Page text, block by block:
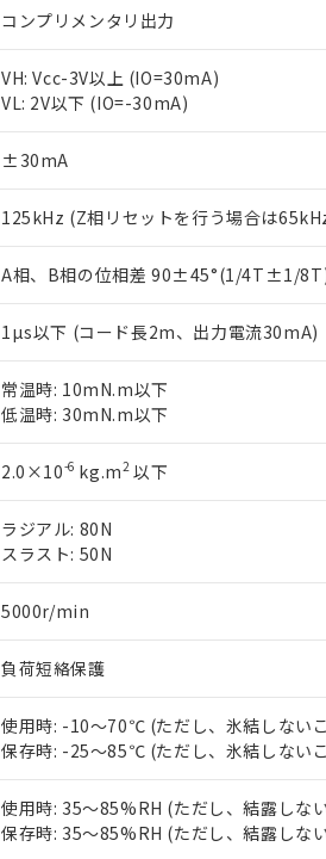
コンプリメンタリ出力
VH: Vcc-3V以上 (IO=30mA)
VL: 2V以下 (IO=-30mA)
±30mA
125kHz (Z相リセットを行う場合は
A相、B相の位相差 90±45°(1/4T±1/
1µs以下 (コード長2m、出力電流30mA)
常温時: 10mN.m以下
低温時: 30mN.m以下
2.0×10-6 kg.m2以下
ラジアル: 80N
スラスト: 50N
5000r/min
負荷短絡保護
使用時: -10～70℃ (ただし、氷結しない
保存時: -25～85℃ (ただし、氷結しない
使用時: 35～85%RH (ただし、結露しな
保存時: 35～85%RH (ただし、結露しな
ご利用条件
以下の条件をお読みいただき、同意の
本サービスは、当社制御機器事
くものです。
当社制御機器事業取扱商品の中
在庫状況および標準価格照会結
のであり、閲覧された時点での
当社販売員にご相談ください。
オムロン制御機器販売店や当社
在庫状況および標準価格結果を
す。
マイパーツ機能（部品リスト作
ている必要があります。
が、当社の製品・サービスに関
さい。
※当社の共同利用者とは、"個人
※1 対応状況
対応済み：EU RoHS指令（10物質
対応予定：EU RoHS指令（10物質）
調査・確認中：EU RoHS指令（10物
非該当品：ライセンス料など無形物で
があります。
*EU RoHS指令（10物質）：
鉛(Pb) 1000ppm以下、 水銀(Hg) 1000ppm以下、
六価クロム(Cr(Ⅵ)) 1000ppm以下、ポリ臭化ビフ
フタル酸ビス(2-エチルヘキシル) (DEHP)(別名：
但し、RoHS指令で産業用監視および制御機器に対
フタル酸エステル類の４物質については閾値を超
※2 対応予定月
部品在庫の切り替え状況などにより、
※3 非含有証明書ダウンロード
下記の非含有証明書をダウンロードす
※1 中国RoHS○×表
「○」：最大均質材料含有率が中国
「×」：最大均質材料含有率が中国
「－」：未確認です。当社販売部門へ
Pb(鉛) :1000ppm、 Hg(水銀) : 1000ppm、 Cd(カ
Cr(Ⅵ)(六価クロム) : 1000ppm、 PBBs(ポリ臭化
DBP(フタル酸ジブチル) : 1000ppm、 DIBP(フタ
DEHP(フタル酸ビス(2-エチルヘキシル)) :
※2 環境保護使用期限
「ｅ」：有害物質（10物質）のすべて
「10」：通常の使用状況下において有
味します。
「－」：未確認です。当社販売部門へ
当社は、これら貴社製品のうち
う）を輸出または国外への提供
などの必要な手続きをとります。
当社は規制貨物を破棄する場合
ます。
当社は、貴社製品を第三者に販
また当社は、販売先および販売
たしません。
合意
記
号
説明
○ 一定数以上の在庫あり
△
－
在庫なし(最新の在庫状況に
機器販売店・当社販売員に
空
白
受注生産機種、また在庫状況